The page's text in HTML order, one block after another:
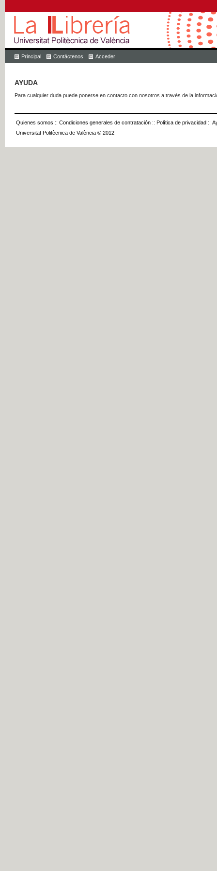
Principal Contáctenos Acceder
AYUDA
Para cualquier duda puede ponerse en contacto con nosotros a través de la
Quienes somos :: Condiciones generales de contratación :: Política de privacidad ::
Universitat Politècnica de València © 2012